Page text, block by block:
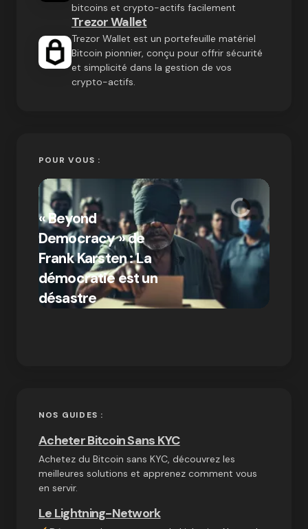
bitcoins et crypto-actifs facilement
Trezor Wallet
Trezor Wallet est un portefeuille matériel
Bitcoin pionnier, conçu pour offrir sécurité
et simplicité dans la gestion de vos
crypto-actifs.
POUR VOUS :
« Beyond
Democracy » de
Frank Karsten : La
démocratie est un
désastre
par Ines Aissani
on 03/10/2024
NOS GUIDES :
Acheter Bitcoin Sans KYC
Achetez du Bitcoin sans KYC, découvrez les
meilleures solutions et apprenez comment vous
en servir.
Le Lightning-Network